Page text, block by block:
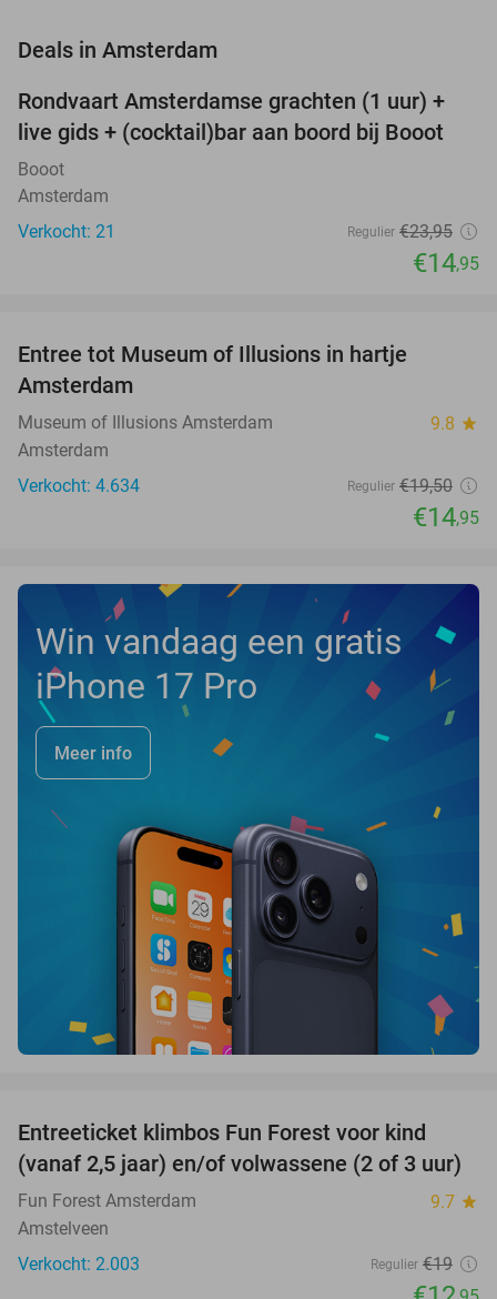
Deals in Amsterdam
38%
TODAY
Rondvaart Amsterdamse grachten (1 uur) +
live gids + (cocktail)bar aan boord bij Booot
Booot
Amsterdam
Verkocht: 21
Regulier €23,95
€14,95
Entree tot Museum of Illusions in hartje
Amsterdam
Museum of Illusions Amsterdam 9.8 star
Amsterdam
Verkocht: 4.634
Regulier €19,50
€14,95
Win vandaag een gratis
iPhone 17 Pro
Meer info
Entreeticket klimbos Fun Forest voor kind
(vanaf 2,5 jaar) en/of volwassene (2 of 3 uur)
Fun Forest Amsterdam 9.7 star
Amstelveen
Verkocht: 2.003
Regulier €19